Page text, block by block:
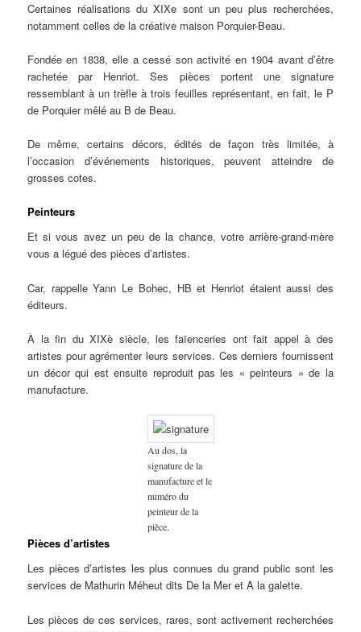
Certaines réalisations du XIXe sont un peu plus recherchées,
notamment celles de la créative maison Porquier-Beau.
Fondée en 1838, elle a cessé son activité en 1904 avant d’être
rachetée par Henriot. Ses pièces portent une signature
ressemblant à un trèfle à trois feuilles représentant, en fait, le P
de Porquier mêlé au B de Beau.
De même, certains décors, édités de façon très limitée, à
l’occasion d’événements historiques, peuvent atteindre de
grosses cotes.
Peinteurs
Et si vous avez un peu de la chance, votre arrière-grand-mère
vous a légué des pièces d’artistes.
Car, rappelle Yann Le Bohec, HB et Henriot étaient aussi des
éditeurs.
À la fin du XIXè siècle, les faïenceries ont fait appel à des
artistes pour agrémenter leurs services. Ces derniers fournissent
un décor qui est ensuite reproduit pas les « peinteurs » de la
manufacture.
Au dos, la
signature de la
manufacture et le
numéro du
peinteur de la
pièce.
Pièces d’artistes
Les pièces d’artistes les plus connues du grand public sont les
services de Mathurin Méheut dits De la Mer et A la galette.
Les pièces de ces services, rares, sont activement recherchées